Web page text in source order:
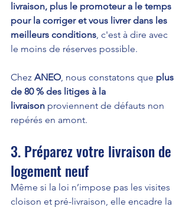
livraison, plus le promoteur a le temps
pour la corriger et vous livrer dans les
meilleurs conditions, c'est à dire avec
le moins de réserves possible.
Chez ANEO, nous constatons que plus
de 80 % des litiges à la
livraison proviennent de défauts non
repérés en amont.
3. Préparez votre livraison de
logement neuf
Même si la loi n’impose pas les visites
cloison et pré-livraison, elle encadre la